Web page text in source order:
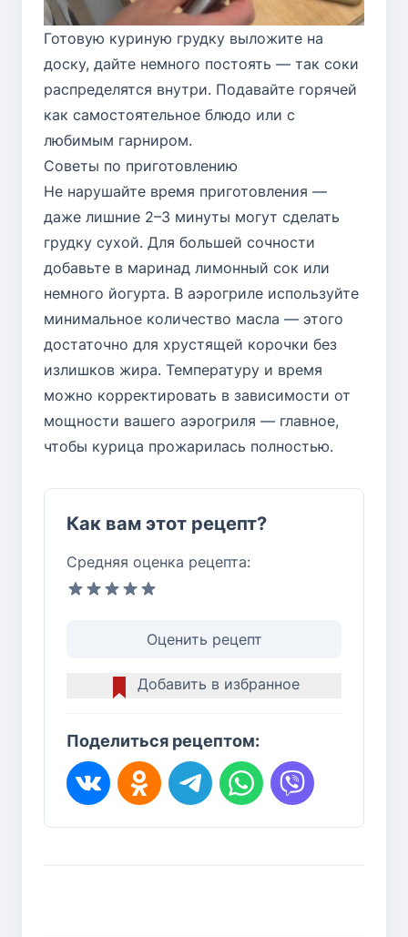
Готовую куриную грудку выложите на
доску, дайте немного постоять — так соки
распределятся внутри. Подавайте горячей
как самостоятельное блюдо или с
любимым гарниром.
Советы по приготовлению
Не нарушайте время приготовления —
даже лишние 2–3 минуты могут сделать
грудку сухой. Для большей сочности
добавьте в маринад лимонный сок или
немного йогурта. В аэрогриле используйте
минимальное количество масла — этого
достаточно для хрустящей корочки без
излишков жира. Температуру и время
можно корректировать в зависимости от
мощности вашего аэрогриля — главное,
чтобы курица прожарилась полностью.
Как вам этот рецепт?
Средняя оценка рецепта:
Оценить рецепт
Добавить в избранное
Поделиться рецептом: